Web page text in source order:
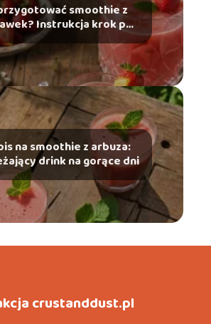
smoothie z
Instrukcja krok po
kroku
na smoothie z arbuza:
drink na gorące dni
crustanddust.pl